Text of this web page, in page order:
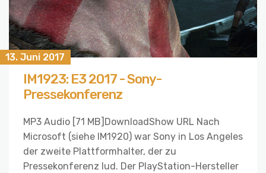
13. Juni 2017
IM1923: E3 2017 - Sony-
Pressekonferenz
MP3 Audio [71 MB]DownloadShow URL Nach
Microsoft (siehe IM1920) war Sony in Los Angeles
der zweite Plattformhalter, der zu
Pressekonferenz lud. Der PlayStation-Hersteller